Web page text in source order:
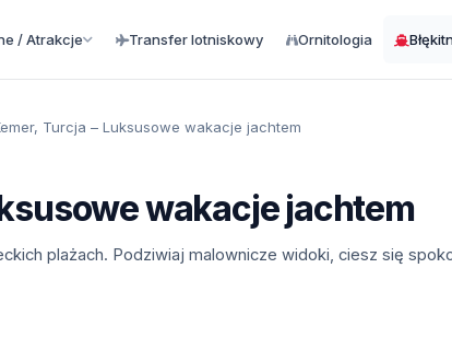
/ Atrakcje Transfer lotniskowy Ornitologia
Turcja – Luksusowe wakacje jachtem
wakacje jachtem
plażach. Podziwiaj malownicze widoki, ciesz się